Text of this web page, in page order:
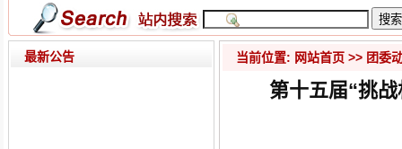
最新公告 当前位置: 网站首页 >> 团委
第十五届“挑